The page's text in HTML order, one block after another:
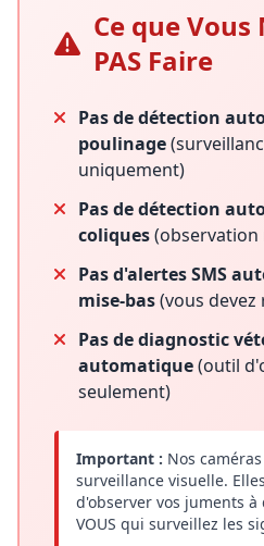
Ce que Vous
PAS Faire
Pas de détection
poulinage
uniquement)
Pas de détection
coliques(observation
Pas d'alertes SMS
mise-bas(vous
Pas de diagnostic
automatique(outil
seulement)
Important : Nos
surveillance visuelle.
d'observer vos juments à
VOUS qui surveillez les